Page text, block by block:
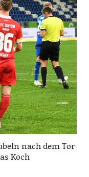
nach dem Tor
Koch